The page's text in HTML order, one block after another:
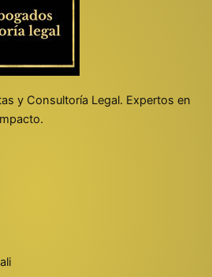
y Consultoría Legal. Expertos en